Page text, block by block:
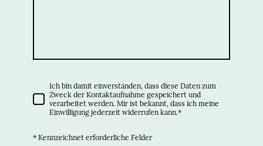
Ich bin damit einverstanden, dass diese Daten zum
Zweck der Kontaktaufnahme gespeichert und
verarbeitet werden. Mir ist bekannt, dass ich meine
Einwilligung jederzeit widerrufen kann.*
* Kennzeichnet erforderliche Felder